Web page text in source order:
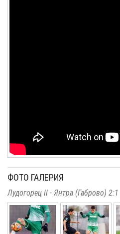
ФОТО ГАЛЕРИЯ
Лудогорец II - Янтра (Габрово) 2:1